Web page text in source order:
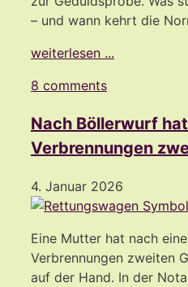
– und wann kehrt die
weiterlesen ...
8 comments
Nach Böllerwurf
Verbrennungen
4. Januar 2026
Eine Mutter hat nach
Verbrennungen zweiten
auf der Hand. In der